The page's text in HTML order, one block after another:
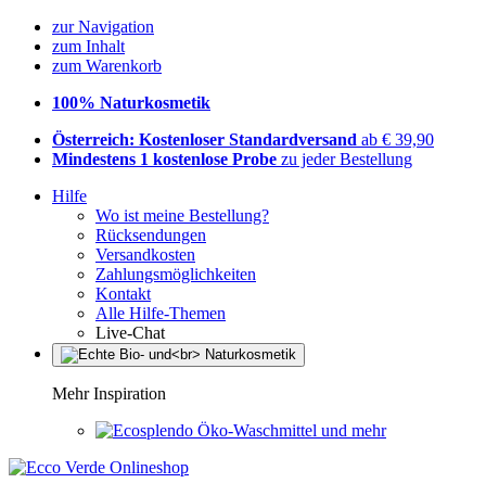
zur Navigation
zum Inhalt
zum Warenkorb
100% Naturkosmetik
Österreich: Kostenloser Standardversand ab € 39,90
Mindestens 1 kostenlose Probe zu jeder Bestellung
Hilfe
Wo ist meine Bestellung?
Rücksendungen
Versandkosten
Zahlungsmöglichkeiten
Kontakt
Alle Hilfe-Themen
Live-Chat
Mehr Inspiration
Öko-Waschmittel und mehr